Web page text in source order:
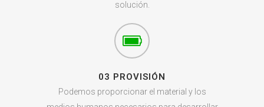
solución.
03 PROVISIÓN
Podemos proporcionar el material y los